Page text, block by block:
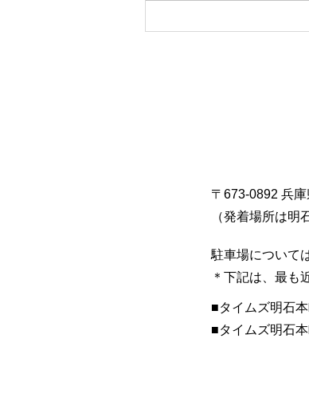
〒673-0892 兵
（発着場所は明
駐車場について
＊下記は、最も
■​タイムズ明石本
​■タイムズ明石本